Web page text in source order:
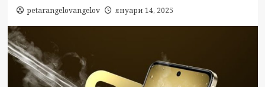
petarangelovangelov януари 14, 2025